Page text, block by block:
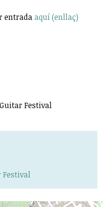
entradaaquí (enllaç)
Festival